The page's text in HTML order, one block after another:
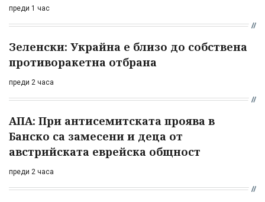
преди 1 час
Зеленски: Украйна е близо до собствена
противоракетна отбрана
преди 2 часа
АПА: При антисемитската проява в
Банско са замесени и деца от
австрийската еврейска общност
преди 2 часа